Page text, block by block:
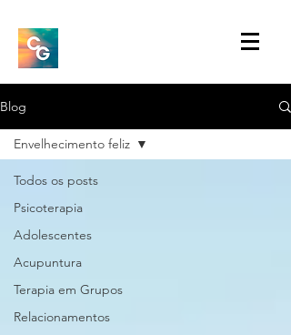
Blog
Todos os posts
Psicoterapia
Adolescentes
Acupuntura
Terapia em Grupos
Relacionamentos
Envelhecimento feliz